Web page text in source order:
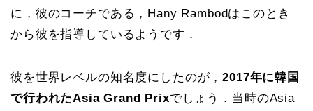
に，彼のコーチである，Hany Rambodはこのとき
から彼を指導しているようです．
彼を世界レベルの知名度にしたのが，2017年に韓国
で行われたAsia Grand Prixでしょう．当時のAsia